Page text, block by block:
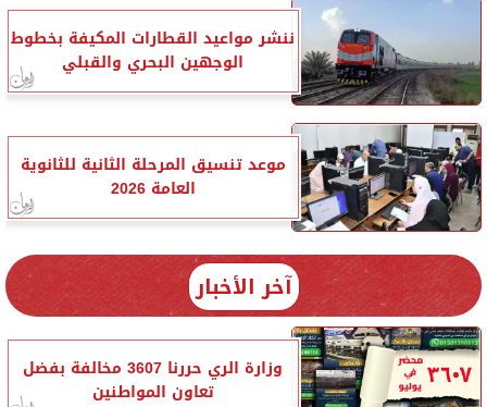
ننشر مواعيد القطارات المكيفة بخطوط
الوجهين البحري والقبلي
موعد تنسيق المرحلة الثانية للثانوية
العامة 2026
آخر الأخبار
وزارة الري حررنا 3607 مخالفة بفضل
تعاون المواطنين